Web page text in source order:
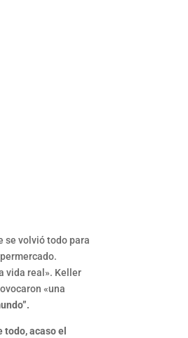
se volvió todo para
vida real». Keller
«una
todo, acaso el